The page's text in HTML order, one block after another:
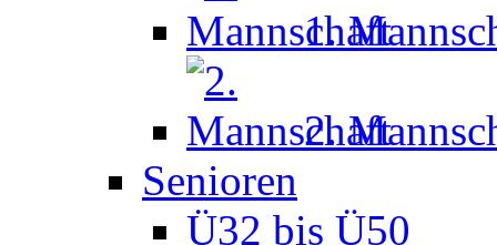
1.
2.
Senioren
Ü32 bis Ü50